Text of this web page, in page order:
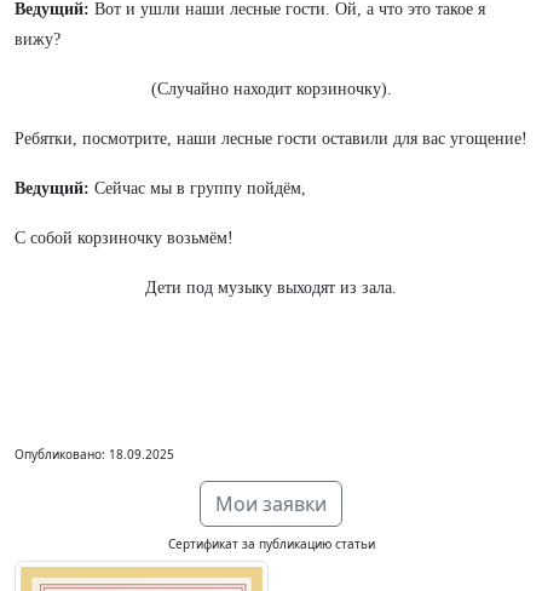
Ведущий: Вот и ушли наши лесные гости. Ой, а что это такое я
вижу?
(Случайно находит корзиночку).
Ребятки, посмотрите, наши лесные гости оставили для вас угощение!
Ведущий: Сейчас мы в группу пойдём,
С собой корзиночку возьмём!
Дети под музыку выходят из зала.
Опубликовано: 18.09.2025
Мои заявки
Сертификат за публикацию статьи